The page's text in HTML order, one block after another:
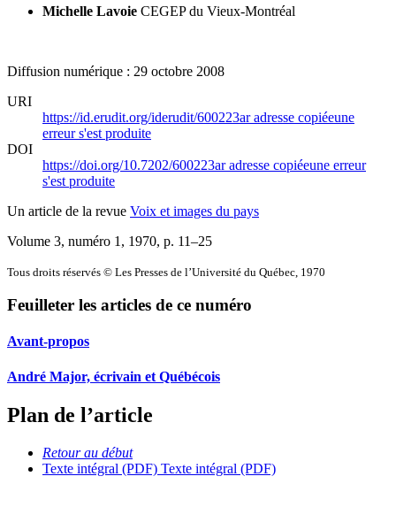
Michelle Lavoie CEGEP du Vieux-Montréal
Diffusion numérique : 29 octobre 2008
URI
https://id.erudit.org/iderudit/600223aradresse copiéeune
erreur s'est produite
DOI
https://doi.org/10.7202/600223aradresse copiéeune erreur
s'est produite
Un article de la revue Voix et images du pays
Volume 3, numéro 1, 1970, p. 11–25
Tous droits réservés © Les Presses de l’Université du Québec, 1970
Feuilleter les articles de ce numéro
Avant-propos
André Major, écrivain et Québécois
Plan de l’article
Retour au début
Texte intégral (PDF) Texte intégral (PDF)